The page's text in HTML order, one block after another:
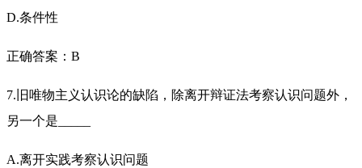
D.条件性
正确答案：B
7.旧唯物主义认识论的缺陷，除离开辩证法考察认识问题外，
另一个是_____
A.离开实践考察认识问题